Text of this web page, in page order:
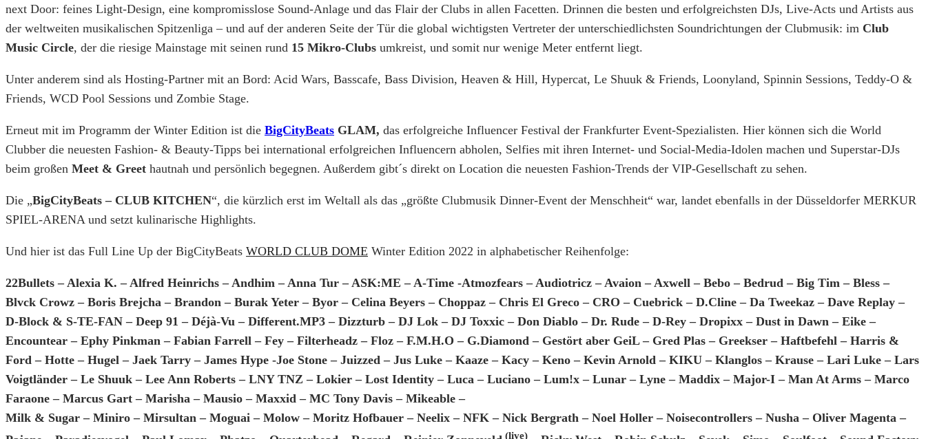
next Door: feines Light-Design, eine kompromisslose Sound-Anlage und das Flair der Clubs in allen Facetten. Drinnen die besten und erfolgreichsten DJs, Live-Acts und Artists aus
der weltweiten musikalischen Spitzenliga – und auf der anderen Seite der Tür die global wichtigsten Vertreter der unterschiedlichsten Soundrichtungen der Clubmusik: im Club
Music Circle, der die riesige Mainstage mit seinen rund 15 Mikro-Clubs umkreist, und somit nur wenige Meter entfernt liegt.
Unter anderem sind als Hosting-Partner mit an Bord: Acid Wars, Basscafe, Bass Division, Heaven & Hill, Hypercat, Le Shuuk & Friends, Loonyland, Spinnin Sessions, Teddy-O &
Friends, WCD Pool Sessions und Zombie Stage.
Erneut mit im Programm der Winter Edition ist die BigCityBeats GLAM, das erfolgreiche Influencer Festival der Frankfurter Event-Spezialisten. Hier können sich die World
Clubber die neuesten Fashion- & Beauty-Tipps bei international erfolgreichen Influencern abholen, Selfies mit ihren Internet- und Social-Media-Idolen machen und Superstar-DJs
beim großen Meet & Greet hautnah und persönlich begegnen. Außerdem gibt´s direkt on Location die neuesten Fashion-Trends der VIP-Gesellschaft zu sehen.
Die „BigCityBeats – CLUB KITCHEN“, die kürzlich erst im Weltall als das „größte Clubmusik Dinner-Event der Menschheit“ war, landet ebenfalls in der Düsseldorfer MERKUR
SPIEL-ARENA und setzt kulinarische Highlights.
Und hier ist das Full Line Up der BigCityBeats WORLD CLUB DOME Winter Edition 2022 in alphabetischer Reihenfolge:
22Bullets – Alexia K. – Alfred Heinrichs – Andhim – Anna Tur – ASK:ME – A-Time -Atmozfears – Audiotricz – Avaion – Axwell – Bebo – Bedrud – Big Tim – Bless –
Blvck Crowz – Boris Brejcha – Brandon – Burak Yeter – Byor – Celina Beyers – Choppaz – Chris El Greco – CRO – Cuebrick – D.Cline – Da Tweekaz – Dave Replay –
D-Block & S-TE-FAN – Deep 91 – Déjà-Vu – Different.MP3 – Dizzturb – DJ Lok – DJ Toxxic – Don Diablo – Dr. Rude – D-Rey – Dropixx – Dust in Dawn – Eike –
Encountear – Ephy Pinkman – Fabian Farrell – Fey – Filterheadz – Floz – F.M.H.O – G.Diamond – Gestört aber GeiL – Gred Plas – Greekser – Haftbefehl – Harris &
Ford – Hotte – Hugel – Jaek Tarry – James Hype -Joe Stone – Juizzed – Jus Luke – Kaaze – Kacy – Keno – Kevin Arnold – KIKU – Klanglos – Krause – Lari Luke – Lars
Voigtländer – Le Shuuk – Lee Ann Roberts – LNY TNZ – Lokier – Lost Identity – Luca – Luciano – Lum!x – Lunar – Lyne – Maddix – Major-I – Man At Arms – Marco
Faraone – Marcus Gart – Marisha – Mausio – Maxxid – MC Tony Davis – Mikeable –
Milk & Sugar – Miniro – Mirsultan – Moguai – Molow – Moritz Hofbauer – Neelix – NFK – Nick Bergrath – Noel Holler – Noisecontrollers – Nusha – Oliver Magenta –
(live)